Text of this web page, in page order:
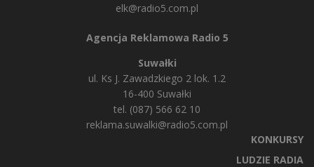
elk@radio5.com.pl
Agencja Reklamowa Radio 5
Suwałki
ul. Ks J. Zawadzkiego 2 lok. 1.2
16-400 Suwałki
tel. (087) 566 62 10
reklama.suwalki@radio5.com.pl
KONKURSY
LUDZIE RADIA